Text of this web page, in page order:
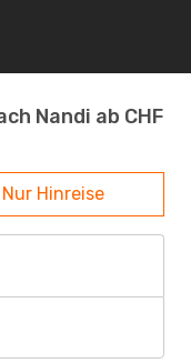
Nandi ab CHF
Nur Hinreise